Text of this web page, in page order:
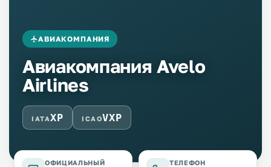
АВИАКОМПАНИЯ
Авиакомпания Avelo
Airlines
IATAXP ICAOVXP
ОФИЦИАЛЬНЫЙ
ТЕЛЕФОН